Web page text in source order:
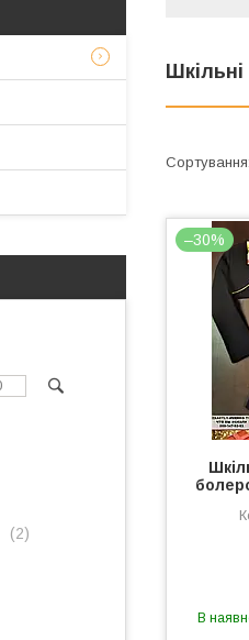
–30%
В
2